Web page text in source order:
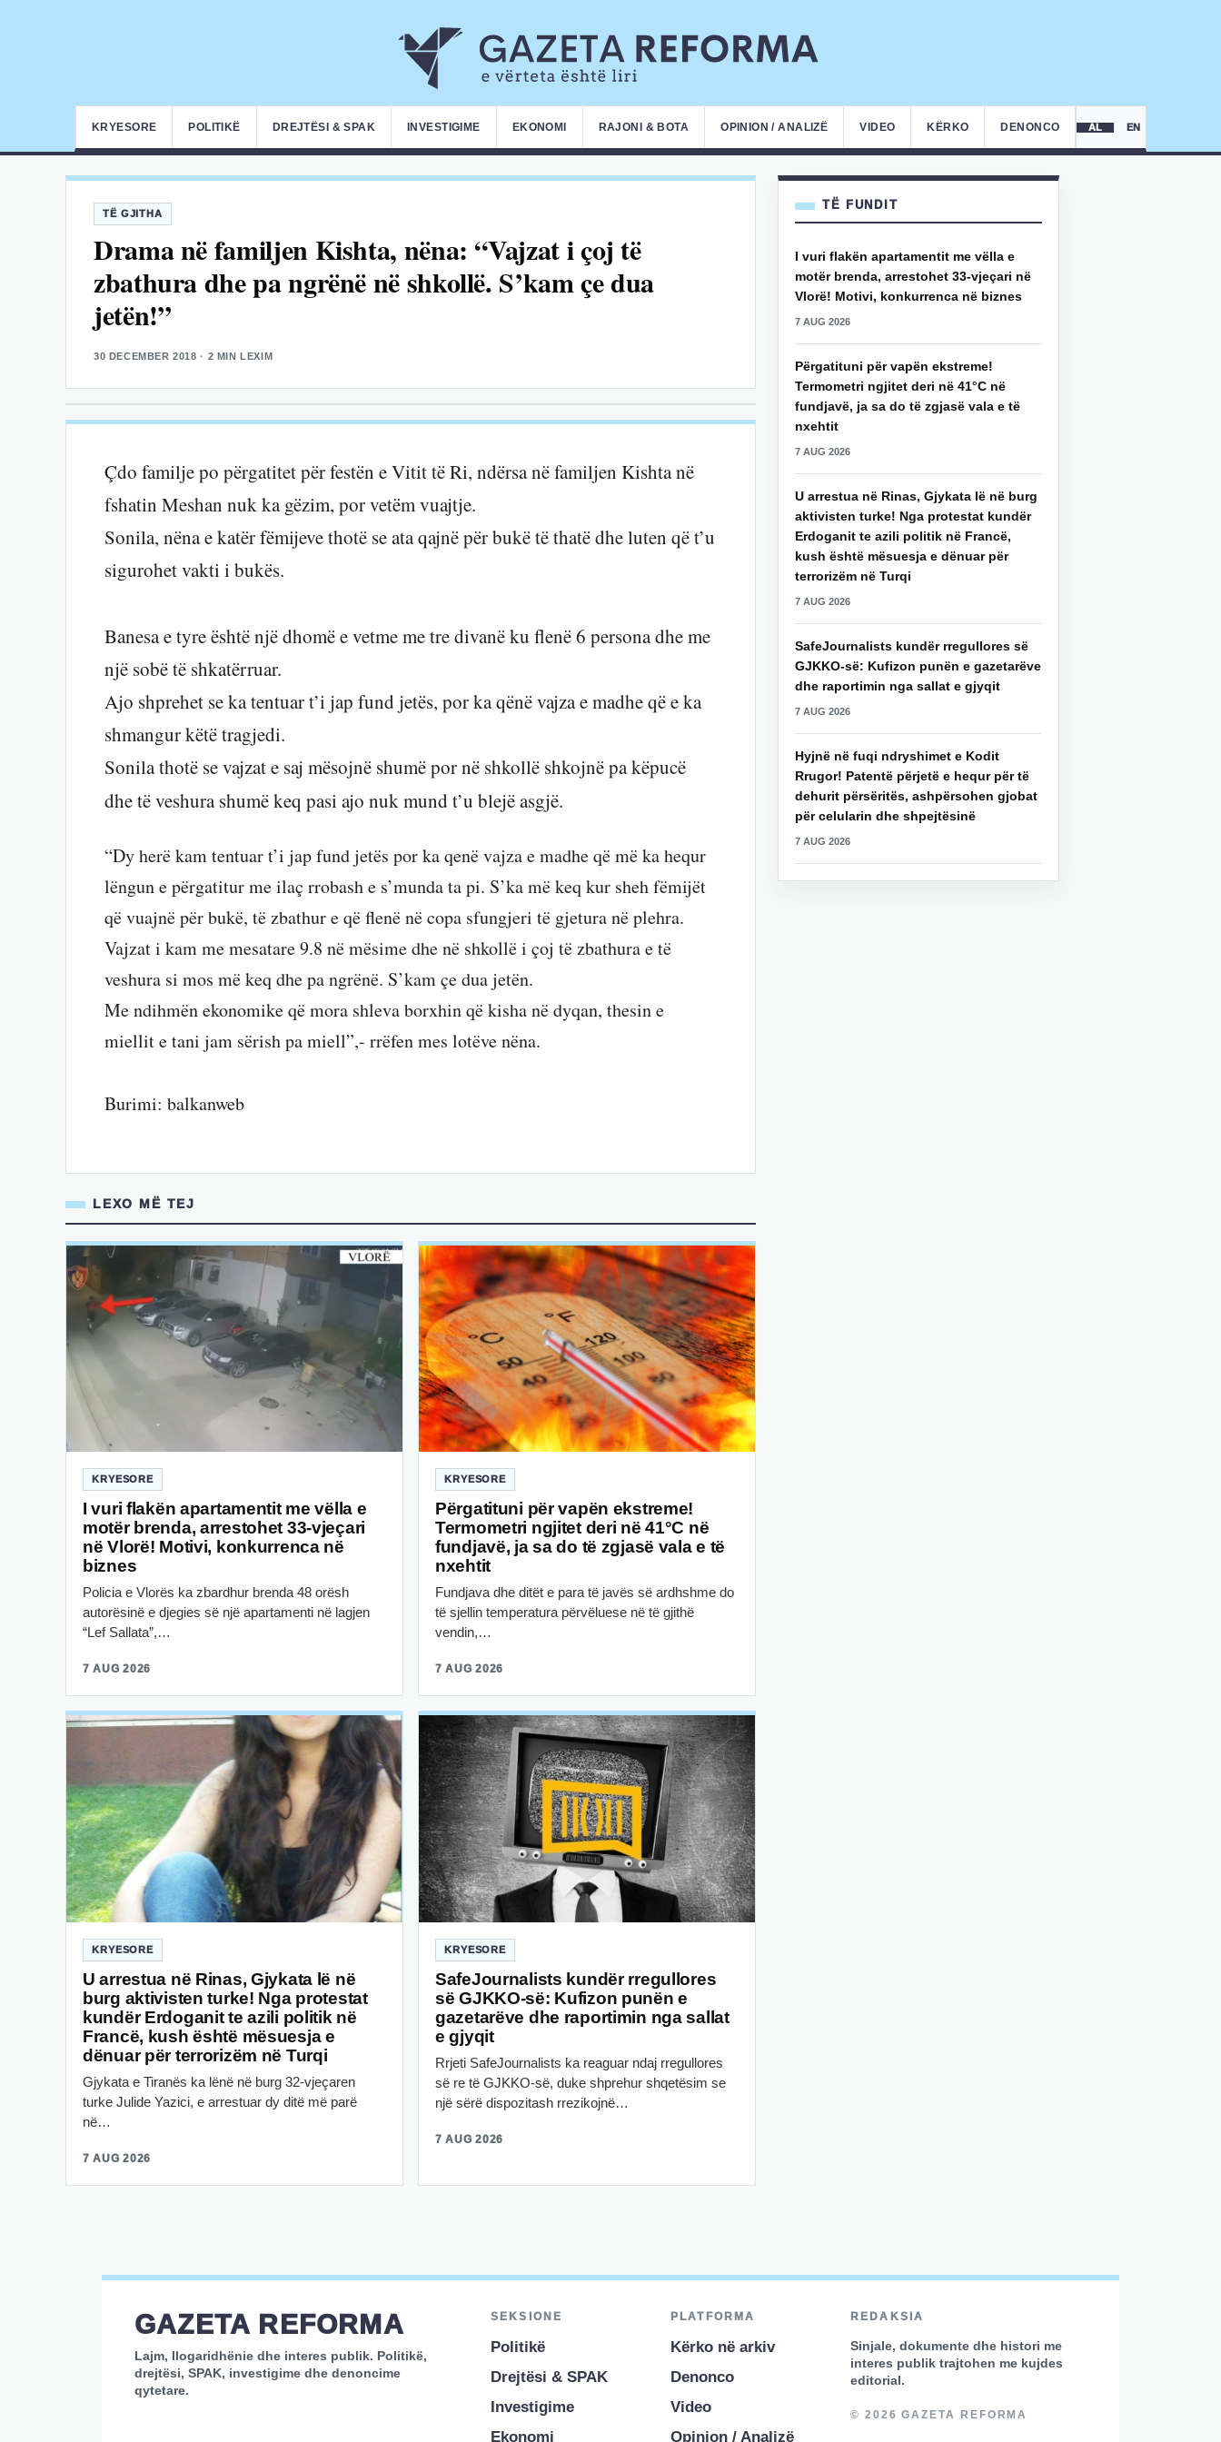
KRYESORE POLITIKË DREJTËSI & SPAK INVESTIGIME EKONOMI RAJONI & BOTA OPINION / ANALIZË VIDEO KËRKO DENONCO AL EN
TË GJITHA
Drama në familjen Kishta, nëna: “Vajzat i çoj të
zbathura dhe pa ngrënë në shkollë. S’kam çe dua
jetën!”
30 DECEMBER 2018 · 2 MIN LEXIM
Çdo familje po përgatitet për festën e Vitit të Ri, ndërsa në familjen Kishta në
fshatin Meshan nuk ka gëzim, por vetëm vuajtje.
Sonila, nëna e katër fëmijeve thotë se ata qajnë për bukë të thatë dhe luten që t’u
sigurohet vakti i bukës.
Banesa e tyre është një dhomë e vetme me tre divanë ku flenë 6 persona dhe me
një sobë të shkatërruar.
Ajo shprehet se ka tentuar t’i jap fund jetës, por ka qënë vajza e madhe që e ka
shmangur këtë tragjedi.
Sonila thotë se vajzat e saj mësojnë shumë por në shkollë shkojnë pa këpucë
dhe të veshura shumë keq pasi ajo nuk mund t’u blejë asgjë.
“Dy herë kam tentuar t’i jap fund jetës por ka qenë vajza e madhe që më ka hequr
lëngun e përgatitur me ilaç rrobash e s’munda ta pi. S’ka më keq kur sheh fëmijët
që vuajnë për bukë, të zbathur e që flenë në copa sfungjeri të gjetura në plehra.
Vajzat i kam me mesatare 9.8 në mësime dhe në shkollë i çoj të zbathura e të
veshura si mos më keq dhe pa ngrënë. S’kam çe dua jetën.
Me ndihmën ekonomike që mora shleva borxhin që kisha në dyqan, thesin e
miellit e tani jam sërish pa miell”,- rrëfen mes lotëve nëna.
Burimi: balkanweb
LEXO MË TEJ
KRYESORE
I vuri flakën apartamentit me vëlla e
motër brenda, arrestohet 33-vjeçari
në Vlorë! Motivi, konkurrenca në
biznes
Policia e Vlorës ka zbardhur brenda 48 orësh
autorësinë e djegies së një apartamenti në lagjen
“Lef Sallata”,…
7 AUG 2026
KRYESORE
Përgatituni për vapën ekstreme!
Termometri ngjitet deri në 41°C në
fundjavë, ja sa do të zgjasë vala e të
nxehtit
Fundjava dhe ditët e para të javës së ardhshme do
të sjellin temperatura përvëluese në të gjithë
vendin,…
7 AUG 2026
KRYESORE
U arrestua në Rinas, Gjykata lë në
burg aktivisten turke! Nga protestat
kundër Erdoganit te azili politik në
Francë, kush është mësuesja e
dënuar për terrorizëm në Turqi
Gjykata e Tiranës ka lënë në burg 32-vjeçaren
turke Julide Yazici, e arrestuar dy ditë më parë
në…
7 AUG 2026
KRYESORE
SafeJournalists kundër rregullores
së GJKKO-së: Kufizon punën e
gazetarëve dhe raportimin nga sallat
e gjyqit
Rrjeti SafeJournalists ka reaguar ndaj rregullores
së re të GJKKO-së, duke shprehur shqetësim se
një sërë dispozitash rrezikojnë…
7 AUG 2026
TË FUNDIT
I vuri flakën apartamentit me vëlla e
motër brenda, arrestohet 33-vjeçari në
Vlorë! Motivi, konkurrenca në biznes
7 AUG 2026
Përgatituni për vapën ekstreme!
Termometri ngjitet deri në 41°C në
fundjavë, ja sa do të zgjasë vala e të
nxehtit
7 AUG 2026
U arrestua në Rinas, Gjykata lë në burg
aktivisten turke! Nga protestat kundër
Erdoganit te azili politik në Francë,
kush është mësuesja e dënuar për
terrorizëm në Turqi
7 AUG 2026
SafeJournalists kundër rregullores së
GJKKO-së: Kufizon punën e gazetarëve
dhe raportimin nga sallat e gjyqit
7 AUG 2026
Hyjnë në fuqi ndryshimet e Kodit
Rrugor! Patentë përjetë e hequr për të
dehurit përsëritës, ashpërsohen gjobat
për celularin dhe shpejtësinë
7 AUG 2026
GAZETA REFORMA
Lajm, llogaridhënie dhe interes publik. Politikë,
drejtësi, SPAK, investigime dhe denoncime
qytetare.
SEKSIONE
Politikë
Drejtësi & SPAK
Investigime
Ekonomi
PLATFORMA
Kërko në arkiv
Denonco
Video
Opinion / Analizë
REDAKSIA
Sinjale, dokumente dhe histori me
interes publik trajtohen me kujdes
editorial.
© 2026 GAZETA REFORMA